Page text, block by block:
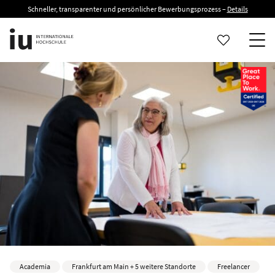
Schneller, transparenter und persönlicher Bewerbungsprozess – Details
Academia Frankfurt am Main + 5 weitere Standorte
Freelancer